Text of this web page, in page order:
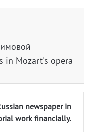
in Mozart's opera
newspaper in
work financially.